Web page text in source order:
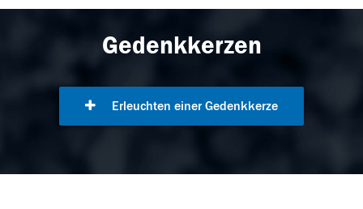
Gedenkkerzen
Erleuchten einer Gedenkkerze